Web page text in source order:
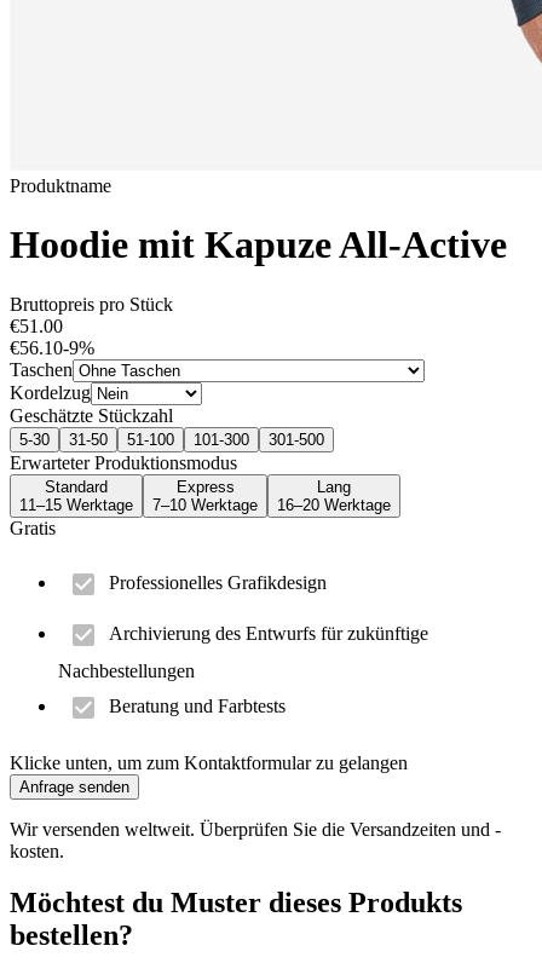
Produktname
Hoodie mit Kapuze All-Active
Bruttopreis pro Stück
€51.00
€56.10-9%
Taschen
Kordelzug
Geschätzte Stückzahl
5-30 31-50 51-100 101-300 301-500
Erwarteter Produktionsmodus
Standard
11–15 Werktage
Express
7–10 Werktage
Lang
16–20 Werktage
Gratis
Professionelles Grafikdesign
Archivierung des Entwurfs für zukünftige
Nachbestellungen
Beratung und Farbtests
Klicke unten, um zum Kontaktformular zu gelangen
Anfrage senden
Wir versenden weltweit. Überprüfen Sie die Versandzeiten und -
kosten.
Möchtest du Muster dieses Produkts
bestellen?